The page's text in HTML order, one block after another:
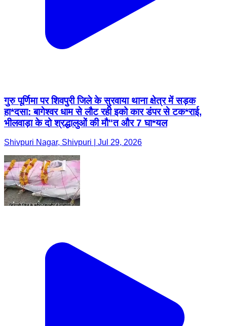
गुरु पूर्णिमा पर शिवपुरी जिले के सुरवाया थाना क्षेत्र में सड़क
हा*दसा: बागेश्वर धाम से लौट रही इको कार डंपर से टक*राई,
भीलवाड़ा के दो श्रद्धालुओं की मौ"त और 7 घा*यल
Shivpuri Nagar, Shivpuri | Jul 29, 2026